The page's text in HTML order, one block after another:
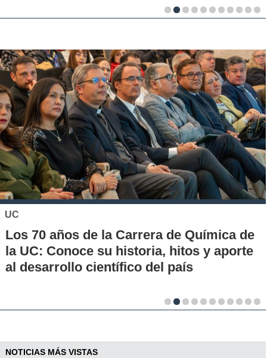
UC
Los 70 años de la Carrera de Química de
la UC: Conoce su historia, hitos y aporte
al desarrollo científico del país
NOTICIAS MÁS VISTAS